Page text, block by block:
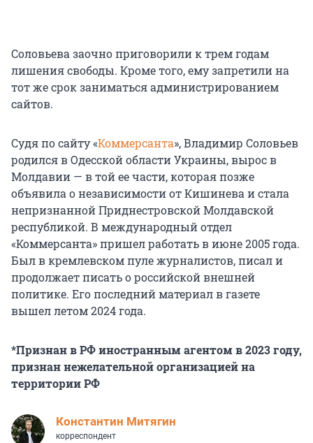
Соловьева заочно приговорили к трем годам
лишения свободы. Кроме того, ему запретили на
тот же срок заниматься администрированием
сайтов.
Судя по сайту «Коммерсанта», Владимир Соловьев
родился в Одесской области Украины, вырос в
Молдавии — в той ее части, которая позже
объявила о независимости от Кишинева и стала
непризнанной Приднестровской Молдавской
республикой. В международный отдел
«Коммерсанта» пришел работать в июне 2005 года.
Был в кремлевском пуле журналистов, писал и
продолжает писать о российской внешней
политике. Его последний материал в газете
вышел летом 2024 года.
*Признан в РФ иностранным агентом в 2023 году,
признан нежелательной организацией на
территории РФ
Константин Митягин
корреспондент